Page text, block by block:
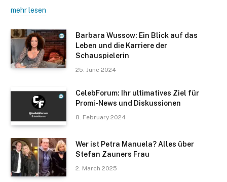
mehr lesen
Barbara Wussow: Ein Blick auf das
Leben und die Karriere der
Schauspielerin
25. June 2024
CelebForum: Ihr ultimatives Ziel für
Promi-News und Diskussionen
8. February 2024
Wer ist Petra Manuela? Alles über
Stefan Zauners Frau
2. March 2025